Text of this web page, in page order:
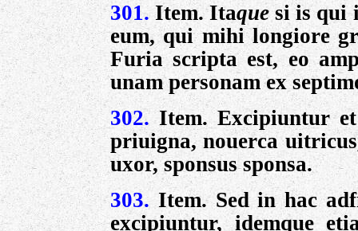
301. Item.Itaquesi is qui
eum, qui mihi longiore
Furia scripta est, eo
unam personam ex
302. Item. Excipiuntur
priuigna, nouerca
uxor, sponsus sponsa.
303. Item. Sed in hac
excipiuntur, idemque